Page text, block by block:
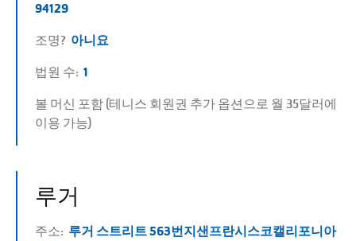
94129
조명? 아니요
법원 수: 1
볼 머신 포함 (테니스 회원권 추가 옵션으로 월 35달러에
이용 가능)
루거
주소: 루거 스트리트 563번지샌프란시스코캘리포니아